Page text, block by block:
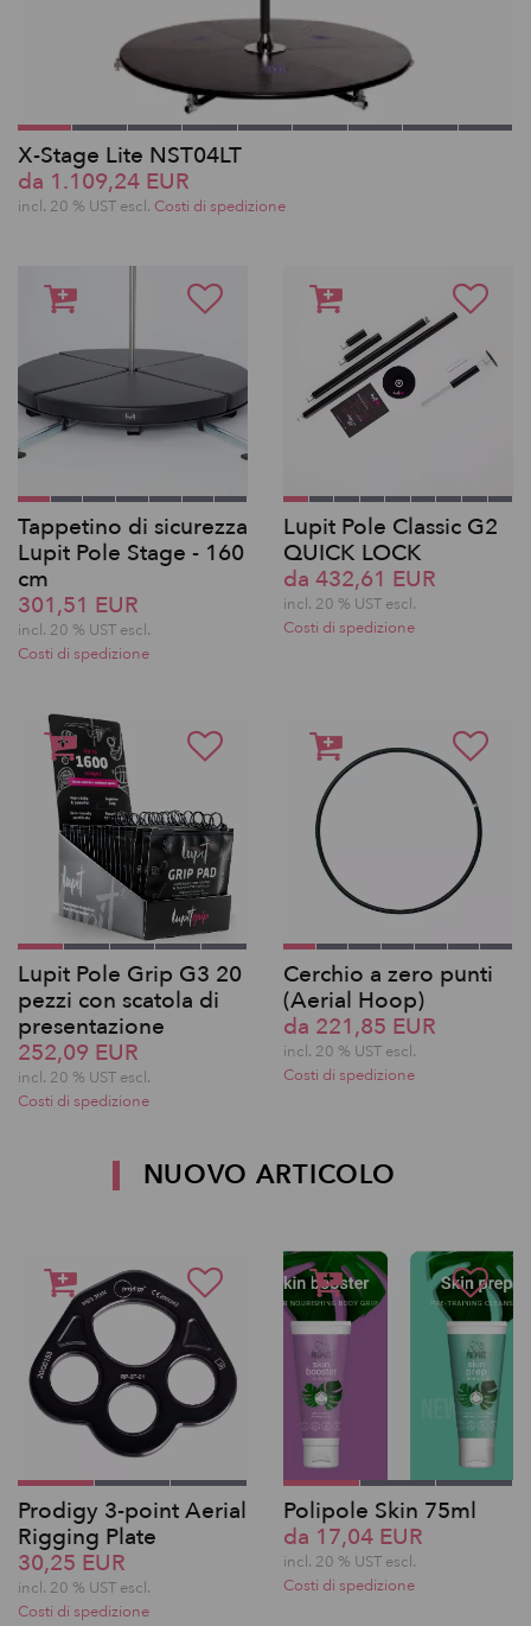
X-Stage Lite NST04LT
da 1.109,24 EUR
incl. 20 % UST escl. Costi di spedizione
Tappetino di sicurezza
Lupit Pole Stage - 160
cm
301,51 EUR
incl. 20 % UST escl.
Costi di spedizione
Lupit Pole Classic G2
QUICK LOCK
da 432,61 EUR
incl. 20 % UST escl.
Costi di spedizione
Lupit Pole Grip G3 20
pezzi con scatola di
presentazione
252,09 EUR
incl. 20 % UST escl.
Costi di spedizione
Cerchio a zero punti
(Aerial Hoop)
da 221,85 EUR
incl. 20 % UST escl.
Costi di spedizione
NUOVO ARTICOLO
Prodigy 3-point Aerial
Rigging Plate
30,25 EUR
incl. 20 % UST escl.
Costi di spedizione
Polipole Skin 75ml
da 17,04 EUR
incl. 20 % UST escl.
Costi di spedizione